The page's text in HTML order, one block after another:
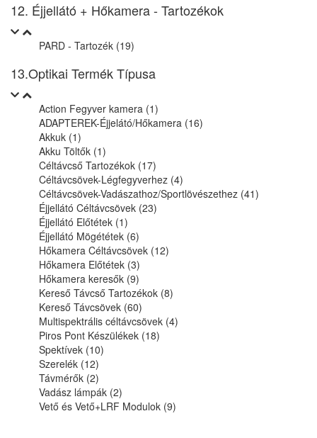
12. Éjjellátó + Hőkamera - Tartozékok
PARD - Tartozék (19)
13.Optikai Termék Típusa
Action Fegyver kamera (1)
ADAPTEREK-Éjjelátó/Hőkamera (16)
Akkuk (1)
Akku Töltők (1)
Céltávcső Tartozékok (17)
Céltávcsövek-Légfegyverhez (4)
Céltávcsövek-Vadászathoz/Sportlövészethez (41)
Éjjellátó Céltávcsövek (23)
Éjjellátó Előtétek (1)
Éjjellátó Mögététek (6)
Hőkamera Céltávcsövek (12)
Hőkamera Előtétek (3)
Hőkamera keresők (9)
Kereső Távcső Tartozékok (8)
Kereső Távcsövek (60)
Multispektrális céltávcsövek (4)
Piros Pont Készülékek (18)
Spektívek (10)
Szerelék (12)
Távmérők (2)
Vadász lámpák (2)
Vető és Vető+LRF Modulok (9)